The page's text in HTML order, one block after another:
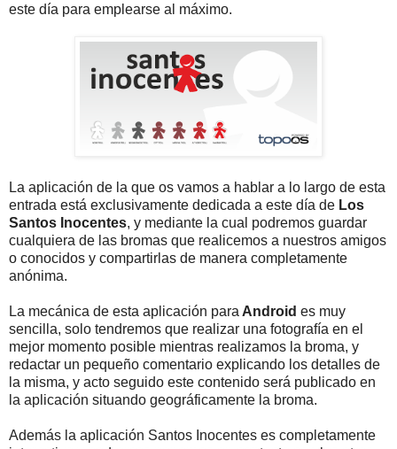
este día para emplearse al máximo.
La aplicación de la que os vamos a hablar a lo largo de esta
entrada está exclusivamente dedicada a este día de Los
Santos Inocentes, y mediante la cual podremos guardar
cualquiera de las bromas que realicemos a nuestros amigos
o conocidos y compartirlas de manera completamente
anónima.
La mecánica de esta aplicación para Android es muy
sencilla, solo tendremos que realizar una fotografía en el
mejor momento posible mientras realizamos la broma, y
redactar un pequeño comentario explicando los detalles de
la misma, y acto seguido este contenido será publicado en
la aplicación situando geográficamente la broma.
Además la aplicación Santos Inocentes es completamente